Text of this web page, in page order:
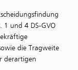
1 und 4 DS-GVO
die Tragweite
derartigen